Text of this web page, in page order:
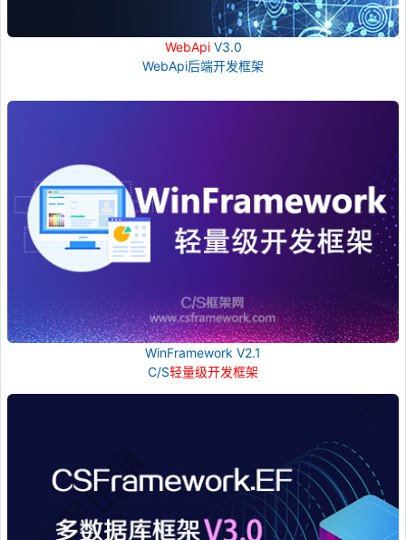
WebApiV3.0
WebApi后端开发框架
WinFramework V2.1
C/S轻量级开发框架